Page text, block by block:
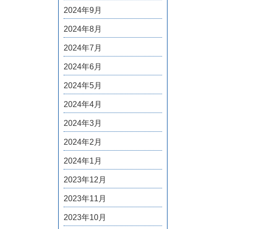
2024年9月
2024年8月
2024年7月
2024年6月
2024年5月
2024年4月
2024年3月
2024年2月
2024年1月
2023年12月
2023年11月
2023年10月